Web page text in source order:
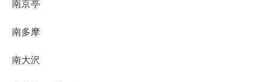
南京亭
南多摩
南大沢